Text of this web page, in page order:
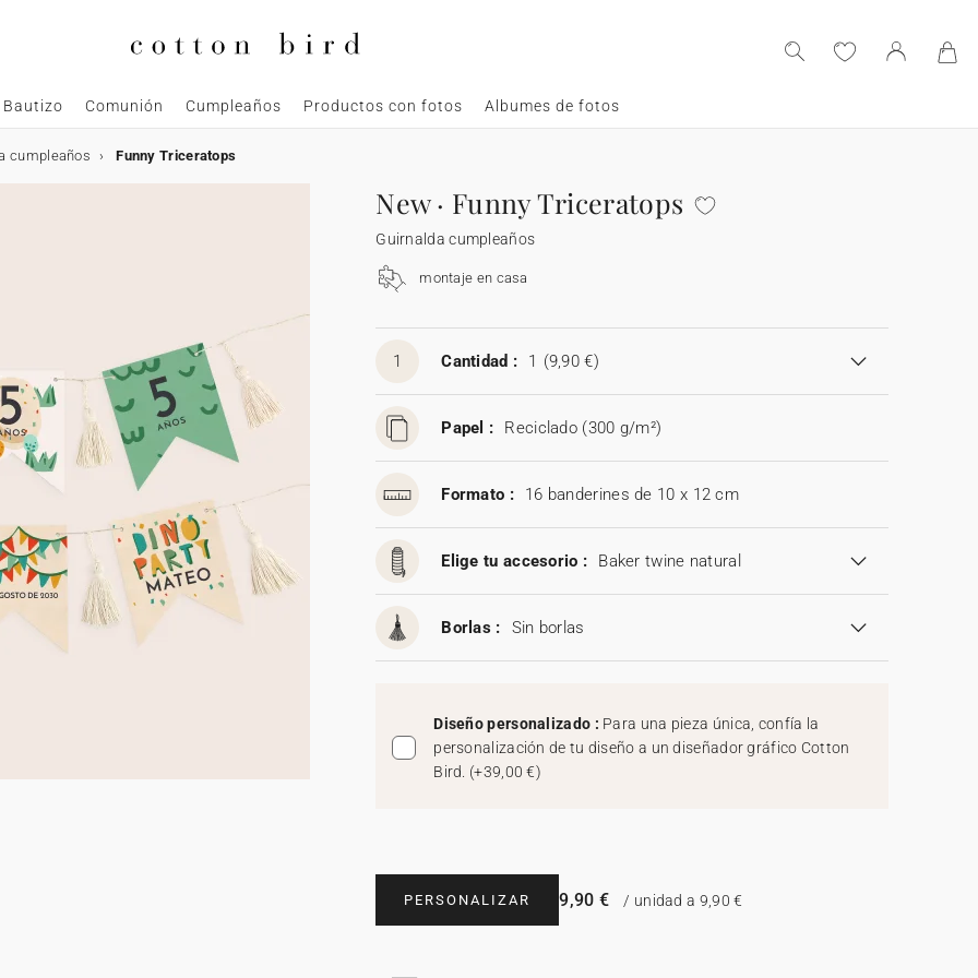
Bautizo Comunión Cumpleaños Productos con fotos Albumes de fotos
cumpleaños Funny Triceratops
New · Funny Triceratops
Guirnalda cumpleaños
montaje en casa
1 Cantidad : 1 (9,90 €)
Papel : Reciclado (300 g/m²)
Formato : 16 banderines de 10 x 12 cm
Elige tu accesorio : Baker twine natural
Borlas : Sin borlas
Diseño personalizado : Para una pieza única, confía la
personalización de tu diseño a un diseñador gráfico Cotton
Bird. (+39,00 €)
PERSONALIZAR 9,90 € / unidad a 9,90 €